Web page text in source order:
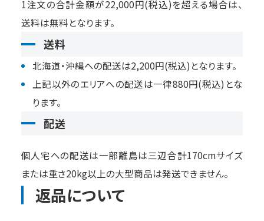
1注文の合計金額が22,000円(税込)を超える場合は、
送料は無料となります。
送料
北海道・沖縄への配送は2,200円(税込)となります。
上記以外のエリアへの配送は一律880円(税込)とな
ります。
配送
個人宅への配送は一部離島は三辺合計170cmサイズ
または重さ20kg以上の大型商品は発送できません。
返品について